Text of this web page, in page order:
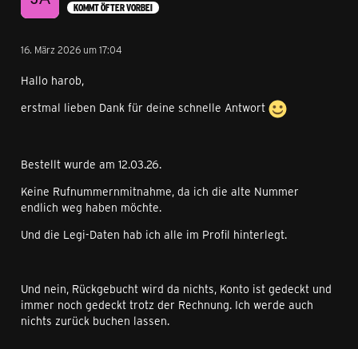
KOMMT ÖFTER VORBEI
16. März 2026 um 17:04
Hallo harob,
erstmal lieben Dank für deine schnelle Antwort
Bestellt wurde am 12.03.26.
Keine Rufnummernmitnahme, da ich die alte Nummer
endlich weg haben möchte.
Und die Legi-Daten hab ich alle im Profil hinterlegt.
Und nein, Rückgebucht wird da nichts, Konto ist gedeckt und
immer noch gedeckt trotz der Rechnung. Ich werde auch
nichts zurück buchen lassen.